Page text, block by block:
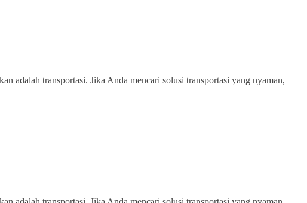
adalah transportasi. Jika Anda mencari solusi transportasi yang nyaman,